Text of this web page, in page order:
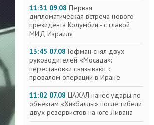
11:31 09.08 Первая
дипломатическая встреча нового
президента Колумбии - с главой
МИД Израиля
13:45 07.08 Гофман снял двух
руководителей «Мосада»:
перестановки связывают с
провалом операции в Иране
11:02 07.08 ЦАХАЛ нанес удары по
объектам «Хизбаллы» после гибели
двух резервистов на юге Ливана